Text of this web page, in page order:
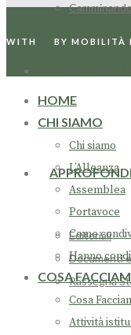
Editoriali
Documenti
Rassegna
WITH BY MOBILITÀ
HOME
CHI SIAMO
Chi siamo
L’Alleanza
Assemblea
Portavoce
Come
Hanno
COSA
Cosa
Attività